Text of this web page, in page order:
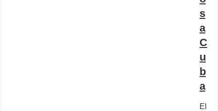
s
a
C
u
b
a
El